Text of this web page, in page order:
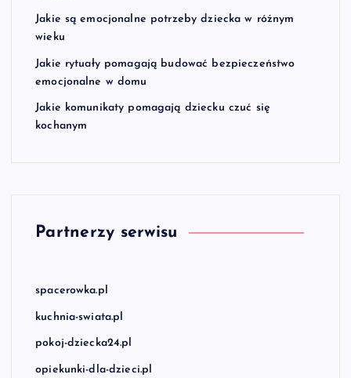
Jakie są emocjonalne potrzeby dziecka w różnym
wieku
Jakie rytuały pomagają budować bezpieczeństwo
emocjonalne w domu
Jakie komunikaty pomagają dziecku czuć się
kochanym
Partnerzy serwisu
spacerowka.pl
kuchnia-swiata.pl
pokoj-dziecka24.pl
opiekunki-dla-dzieci.pl